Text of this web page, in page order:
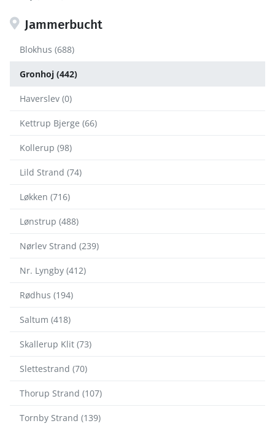
Jammerbucht
Blokhus (688)
Gronhoj (442)
Haverslev (0)
Kettrup Bjerge (66)
Kollerup (98)
Lild Strand (74)
Løkken (716)
Lønstrup (488)
Nørlev Strand (239)
Nr. Lyngby (412)
Rødhus (194)
Saltum (418)
Skallerup Klit (73)
Slettestrand (70)
Thorup Strand (107)
Tornby Strand (139)